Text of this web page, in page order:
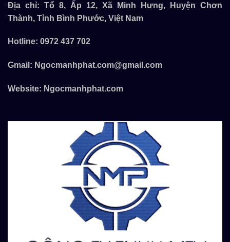
Địa chỉ: Tổ 8, Ấp 12, Xã Minh Hưng, Huyện Chơn
Thành, Tỉnh Bình Phước, Việt Nam
Hotline: 0972 437 702
Gmail: Ngocmanhphat.com@gmail.com
Website: Ngocmanhphat.com